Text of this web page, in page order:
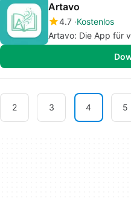
Artavo
4.7 Kostenlos
Artavo: Die App für
2 3 4 5